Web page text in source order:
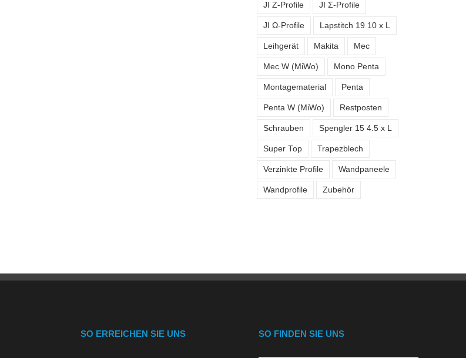
JI Z-Profile JI Σ-Profile
JI Ω-Profile Lapstitch 19 10 x L
Leihgerät Makita Mec
Mec W (MiWo) Mono Penta
Montagematerial Penta
Penta W (MiWo) Restposten
Schrauben Spengler 15 4.5 x L
Super Top Trapezblech
Verzinkte Profile Wandpaneele
Wandprofile Zubehör
SO ERREICHEN SIE UNS SO FINDEN SIE UNS